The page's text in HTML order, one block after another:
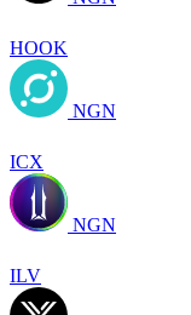
HOOK
NGN
ICX
NGN
ILV